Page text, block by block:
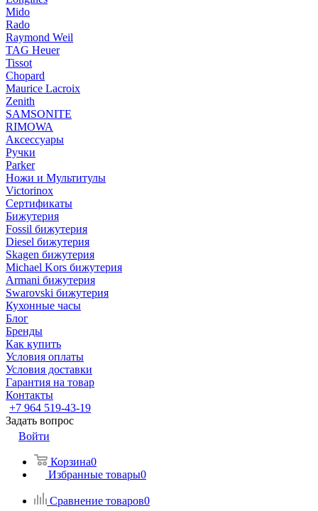
Mido
Rado
Raymond Weil
TAG Heuer
Tissot
Chopard
Maurice Lacroix
Zenith
SAMSONITE
RIMOWA
Аксессуары
Ручки
Parker
Ножи и Мультитулы
Victorinox
Сертификаты
Бижутерия
Fossil бижутерия
Diesel бижутерия
Skagen бижутерия
Michael Kors бижутерия
Armani бижутерия
Swarovski бижутерия
Кухонные часы
Блог
Бренды
Как купить
Условия оплаты
Условия доставки
Гарантия на товар
Контакты
+7 964 519-43-19
Задать вопрос
Войти
Корзина0
Избранные товары0
Сравнение товаров0